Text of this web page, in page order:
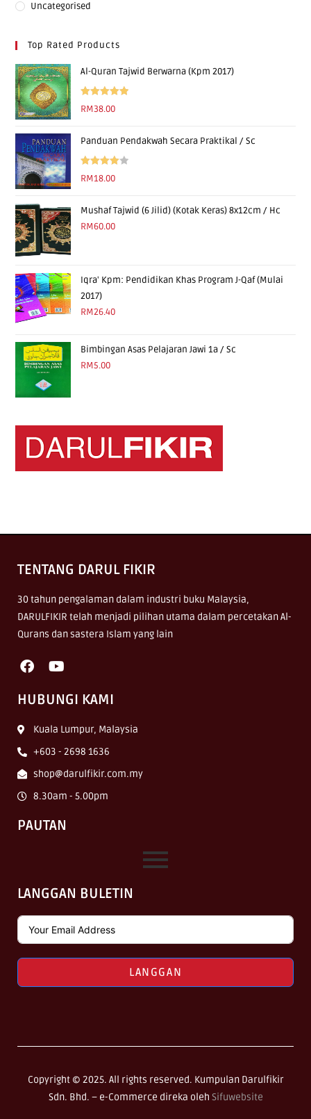
Uncategorised
Top Rated Products
Al-Quran Tajwid Berwarna (Kpm 2017)
Rated 5.00
RM38.00
Panduan Pendakwah Secara Praktikal / Sc
Rated
RM18.00
Mushaf Tajwid (6 Jilid) (Kotak Keras) 8x12cm / Hc
RM60.00
Iqra' Kpm: Pendidikan Khas Program J-Qaf (Mulai
2017)
RM26.40
Bimbingan Asas Pelajaran Jawi 1a / Sc
RM5.00
TENTANG DARUL FIKIR
30 tahun pengalaman dalam industri buku Malaysia,
DARULFIKIR telah menjadi pilihan utama dalam percetakan Al-
Qurans dan sastera Islam yang lain
HUBUNGI KAMI
Kuala Lumpur, Malaysia
+603 - 2698 1636
shop@darulfikir.com.my
8.30am - 5.00pm
PAUTAN
LANGGAN BULETIN
LANGGAN
Copyright © 2025. All rights reserved. Kumpulan Darulfikir
Sdn. Bhd. – e-Commerce direka oleh Sifuwebsite